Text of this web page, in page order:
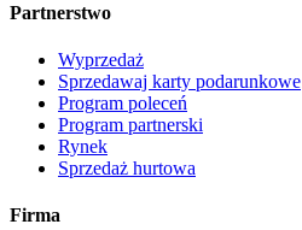
Partnerstwo
Wyprzedaż
Sprzedawaj karty podarunkowe
Program poleceń
Program partnerski
Rynek
Sprzedaż hurtowa
Firma